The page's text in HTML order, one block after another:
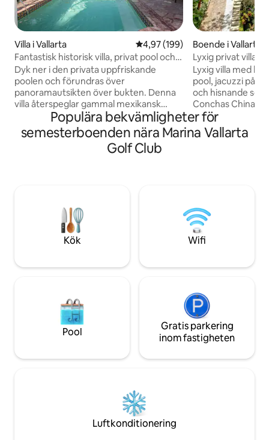
Villa i Vallarta 4,97 av 5 i genomsnittligt
4,97 (199)
Fantastisk historisk villa, privat pool och
280° utsikt
Dyk ner i den privata uppfriskande
poolen och förundras över
panoramautsikten över bukten. Denna
villa återspeglar gammal mexikansk
sofistikering med exponerade träbjälkar,
handmålade kakelplattor och koloniala
antikviteter tillsammans med moderna
som några av de bästa PV har att erbjuda
på grund av det oöverträffade läget och
de vackra arkitektoniska detaljerna i vår
enklav av villor. Detta är autentiska kust
miljö. Det är vårt paradis och hem
fram till bak och uppifrån och ned! Jag är
tillgänglig dygnet runt via e-post. Vi har
också en fastighetsförvaltare i PV, en
hushållerska,
regelbundna underhållstjänster. Som ett
snabbt av vår lokala personal. Vår
städerska städar två gånger i veckan
pool/trädgårdsservicen sker varannan
Boende i Vallarta
Lyxig privat villa
Puerto Vallarta
Lyxig villa med
pool, jacuzzi på
och hisnande
Conchas Chinas,
från Zona
med eget
enkelsängar och
för familjer, par
komfort,
semester i Puerto
Populära bekvämligheter för
semesterboenden nära Marina Vallarta
Golf Club
Kök Wifi
Pool
Gratis parkering
inom fastigheten
Luftkonditionering